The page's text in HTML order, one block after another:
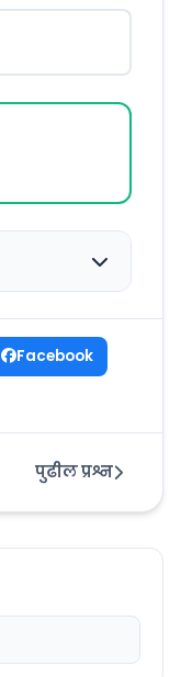
Facebook
पुढील प्रश्न